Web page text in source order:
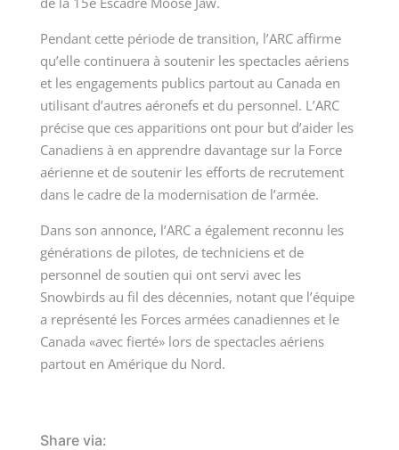
Pendant cette période de transition, l’ARC affirme
qu’elle continuera à soutenir les spectacles aériens
et les engagements publics partout au Canada en
utilisant d’autres aéronefs et du personnel. L’ARC
précise que ces apparitions ont pour but d’aider les
Canadiens à en apprendre davantage sur la Force
aérienne et de soutenir les efforts de recrutement
dans le cadre de la modernisation de l’armée.
Dans son annonce, l’ARC a également reconnu les
générations de pilotes, de techniciens et de
personnel de soutien qui ont servi avec les
Snowbirds au fil des décennies, notant que l’équipe
a représenté les Forces armées canadiennes et le
Canada «avec fierté» lors de spectacles aériens
partout en Amérique du Nord.
Share via: